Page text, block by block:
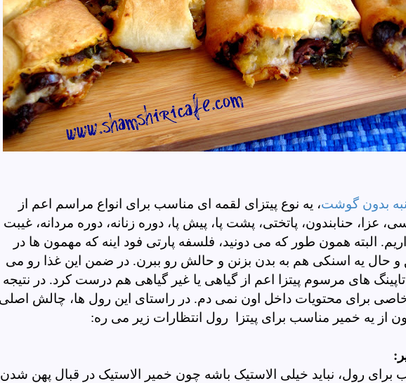
بدون گوشت، یه نوع پیتزای لقمه ای مناسب برای انواع مراسم اعم از
عزا، حنابندون، پاتختی، پشت پا، پیش پا، دوره زنانه، دوره مردانه، غیبت
البته همون طور که می دونید، فلسفه پارتی فود اینه که مهمون ها در
یه اسنکی هم به بدن بزنن و حالش رو ببرن. در ضمن این غذا رو می
تاپینگ های مرسوم پیتزا اعم از گیاهی یا غیر گیاهی هم درست کرد. در نتیجه
برای محتویات داخل اون نمی دم. در راستای این رول ها، چالش
از یه خمیر مناسب برای پیتزا رول انتظارات زیر می ره:
برای رول، نباید خیلی الاستیک باشه چون خمیر الاستیک در قبال پهن شدن